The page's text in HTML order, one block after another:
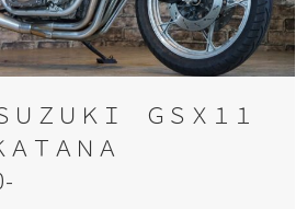
ＺＵＫＩ ＧＳＸ１１
ＴＡＮＡ